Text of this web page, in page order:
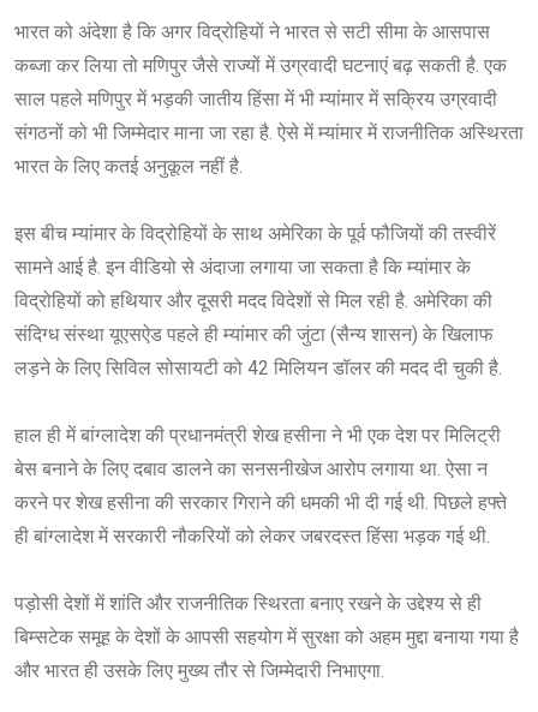
भारत को अंदेशा है कि अगर विद्रोहियों ने भारत से सटी सीमा के आसपास
कब्जा कर लिया तो मणिपुर जैसे राज्यों में उग्रवादी घटनाएं बढ़ सकती है. एक
साल पहले मणिपुर में भड़की जातीय हिंसा में भी म्यांमार में सक्रिय उग्रवादी
संगठनों को भी जिम्मेदार माना जा रहा है. ऐसे में म्यांमार में राजनीतिक अस्थिरता
भारत के लिए कतई अनुकूल नहीं है.
इस बीच म्यांमार के विद्रोहियों के साथ अमेरिका के पूर्व फौजियों की तस्वीरें
सामने आई है. इन वीडियो से अंदाजा लगाया जा सकता है कि म्यांमार के
विद्रोहियों को हथियार और दूसरी मदद विदेशों से मिल रही है. अमेरिका की
संदिग्ध संस्था यूएसऐड पहले ही म्यांमार की जुंटा (सैन्य शासन) के खिलाफ
लड़ने के लिए सिविल सोसायटी को 42 मिलियन डॉलर की मदद दी चुकी है.
हाल ही में बांग्लादेश की प्रधानमंत्री शेख हसीना ने भी एक देश पर मिलिट्री
बेस बनाने के लिए दबाव डालने का सनसनीखेज आरोप लगाया था. ऐसा न
करने पर शेख हसीना की सरकार गिराने की धमकी भी दी गई थी. पिछले हफ्ते
ही बांग्लादेश में सरकारी नौकरियों को लेकर जबरदस्त हिंसा भड़क गई थी.
पड़ोसी देशों में शांति और राजनीतिक स्थिरता बनाए रखने के उद्देश्य से ही
बिम्सटेक समूह के देशों के आपसी सहयोग में सुरक्षा को अहम मुद्दा बनाया गया है
और भारत ही उसके लिए मुख्य तौर से जिम्मेदारी निभाएगा.